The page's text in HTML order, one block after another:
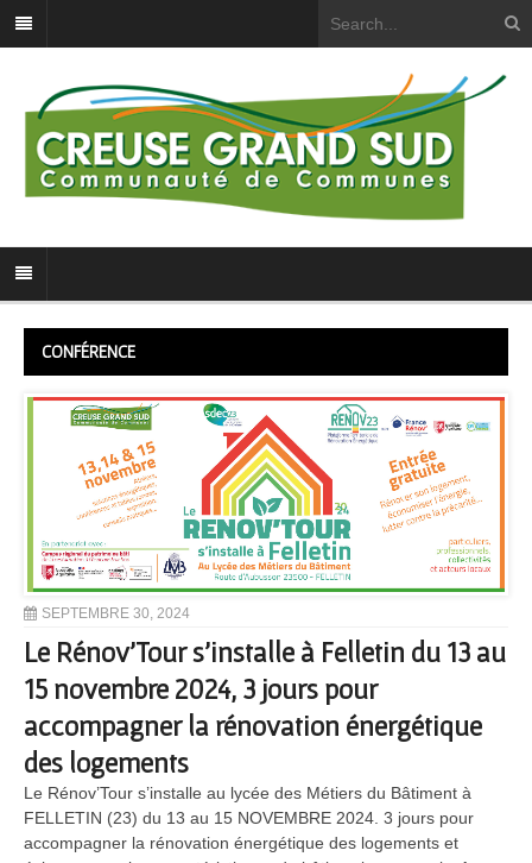
CONFÉRENCE
SEPTEMBRE 30, 2024
Le Rénov’Tour s’installe à Felletin du 13 au
15 novembre 2024, 3 jours pour
accompagner la rénovation énergétique
des logements
Le Rénov’Tour s’installe au lycée des Métiers du Bâtiment à
FELLETIN (23) du 13 au 15 NOVEMBRE 2024. 3 jours pour
accompagner la rénovation énergétique des logements et